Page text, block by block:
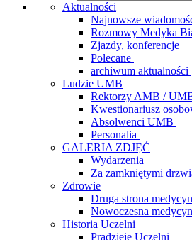
Aktualności
Najnowsze
Rozmowy Medyka
Zjazdy, konferencje
Polecane
archiwum aktualności
Ludzie UMB
Rektorzy AMB /
Kwestionariusz
Absolwenci UMB
Personalia
GALERIA ZDJĘĆ
Wydarzenia
Za zamkniętymi
Zdrowie
Druga strona
Nowoczesna
Historia Uczelni
Pradzieje Uczelni